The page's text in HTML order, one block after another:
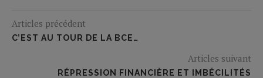
Articles précédent
C’EST AU TOUR DE LA BCE…
Articles suivant
RÉPRESSION FINANCIÈRE ET IMBÉCILITÉS